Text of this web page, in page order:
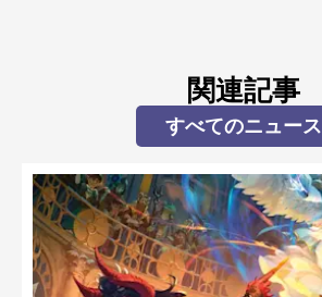
関連記事
すべてのニュース